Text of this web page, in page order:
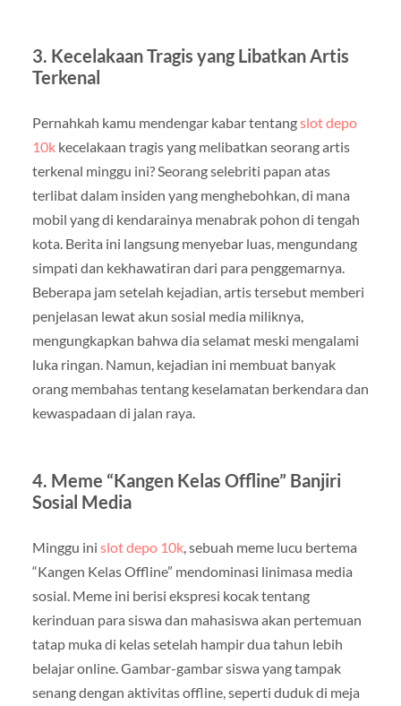
3. Kecelakaan Tragis yang Libatkan Artis
Terkenal
Pernahkah kamu mendengar kabar tentangslot depo
10kkecelakaan tragis yang melibatkan seorang artis
terkenal minggu ini? Seorang selebriti papan atas
terlibat dalam insiden yang menghebohkan, di mana
mobil yang di kendarainya menabrak pohon di tengah
kota. Berita ini langsung menyebar luas, mengundang
simpati dan kekhawatiran dari para penggemarnya.
Beberapa jam setelah kejadian, artis tersebut memberi
penjelasan lewat akun sosial media miliknya,
mengungkapkan bahwa dia selamat meski mengalami
luka ringan. Namun, kejadian ini membuat banyak
orang membahas tentang keselamatan berkendara dan
kewaspadaan di jalan raya.
4. Meme “Kangen Kelas Offline” Banjiri
Sosial Media
Minggu ini slot depo 10k, sebuah meme lucu bertema
“Kangen Kelas Offline” mendominasi linimasa media
sosial. Meme ini berisi ekspresi kocak tentang
kerinduan para siswa dan mahasiswa akan pertemuan
tatap muka di kelas setelah hampir dua tahun lebih
belajar online. Gambar-gambar siswa yang tampak
senang dengan aktivitas offline, seperti duduk di meja